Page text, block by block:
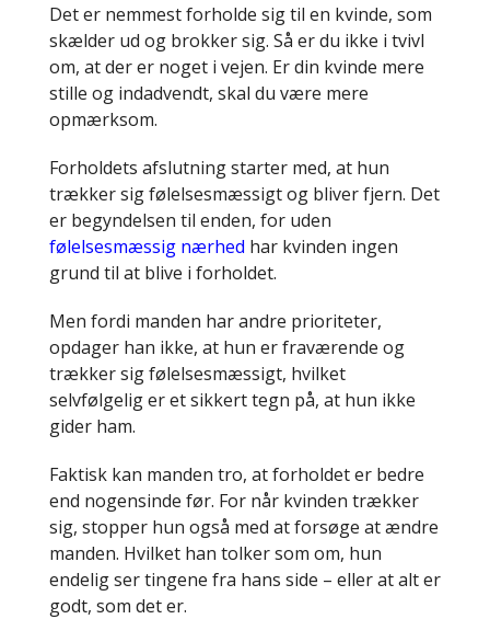
Det er nemmest forholde sig til en kvinde, som
skælder ud og brokker sig. Så er du ikke i tvivl
om, at der er noget i vejen. Er din kvinde mere
stille og indadvendt, skal du være mere
opmærksom.
Forholdets afslutning starter med, at hun
trækker sig følelsesmæssigt og bliver fjern. Det
er begyndelsen til enden, for uden
følelsesmæssig nærhed har kvinden ingen
grund til at blive i forholdet.
Men fordi manden har andre prioriteter,
opdager han ikke, at hun er fraværende og
trækker sig følelsesmæssigt, hvilket
selvfølgelig er et sikkert tegn på, at hun ikke
gider ham.
Faktisk kan manden tro, at forholdet er bedre
end nogensinde før. For når kvinden trækker
sig, stopper hun også med at forsøge at ændre
manden. Hvilket han tolker som om, hun
endelig ser tingene fra hans side – eller at alt er
godt, som det er.